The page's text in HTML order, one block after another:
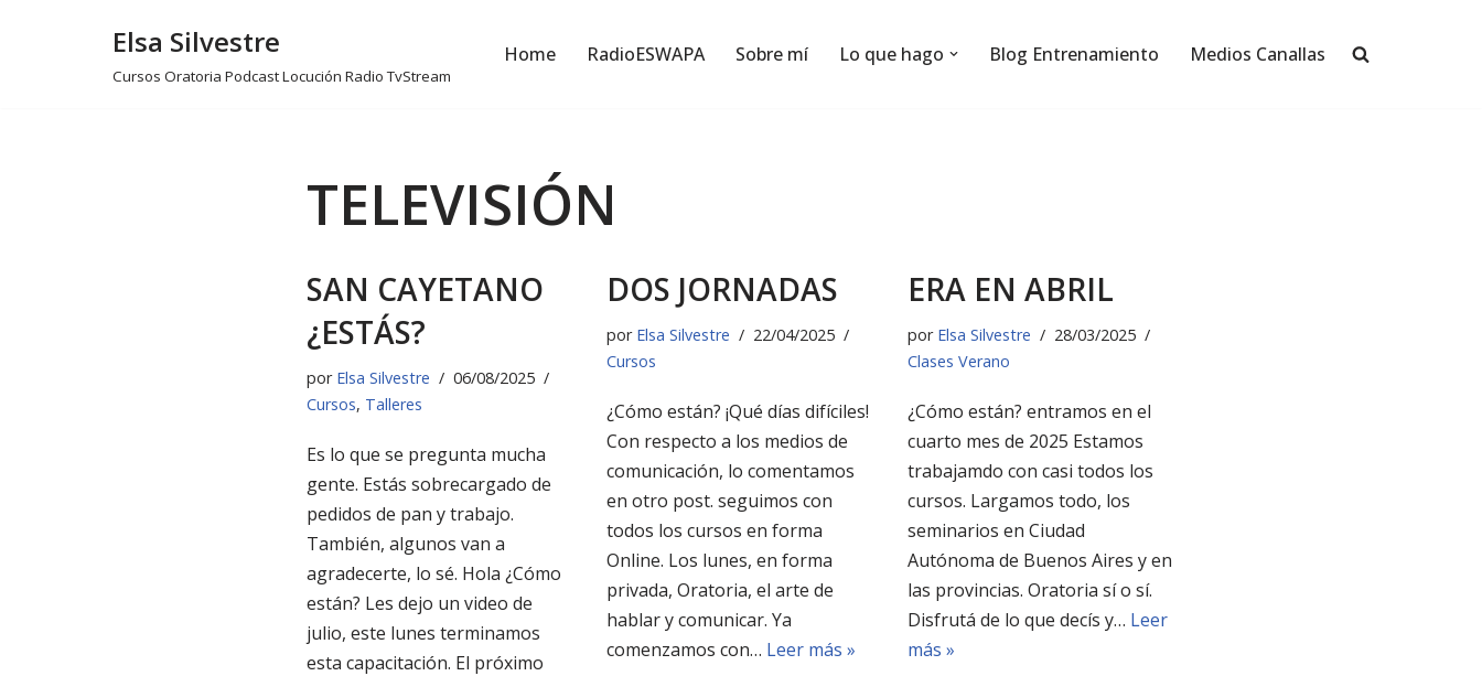
Elsa Silvestre
Cursos Oratoria Podcast Locución Radio TvStream
Home RadioESWAPA Sobre mí Lo que hago Blog Entrenamiento Medios Canallas
TELEVISIÓN
SAN CAYETANO
¿ESTÁS?
por Elsa Silvestre
06/08/2025
Cursos, Talleres
Es lo que se pregunta mucha
gente. Estás sobrecargado de
pedidos de pan y trabajo.
También, algunos van a
agradecerte, lo sé. Hola ¿Cómo
están? Les dejo un video de
julio, este lunes terminamos
esta capacitación. El próximo
DOS JORNADAS
por Elsa Silvestre
22/04/2025
Cursos
¿Cómo están? ¡Qué días difíciles!
Con respecto a los medios de
comunicación, lo comentamos
en otro post. seguimos con
todos los cursos en forma
Online. Los lunes, en forma
privada, Oratoria, el arte de
hablar y comunicar. Ya
comenzamos con… Leer más »
ERA EN ABRIL
por Elsa Silvestre
28/03/2025
Clases Verano
¿Cómo están? entramos en el
cuarto mes de 2025 Estamos
trabajamdo con casi todos los
cursos. Largamos todo, los
seminarios en Ciudad
Autónoma de Buenos Aires y en
las provincias. Oratoria sí o sí.
Disfrutá de lo que decís y… Leer
más »